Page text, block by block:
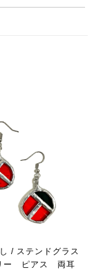
/ ステンドグラス
ー ピアス 両耳